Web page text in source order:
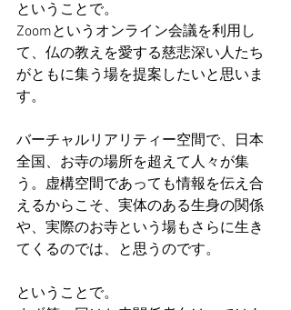
ということで。
Zoomというオンライン会議を利用し
て、仏の教えを愛する慈悲深い人たち
がともに集う場を提案したいと思いま
す。
バーチャルリアリティー空間で、日本
全国、お寺の場所を超えて人々が集
う。虚構空間であっても情報を伝え合
えるからこそ、実体のある生身の関係
や、実際のお寺という場もさらに生き
てくるのでは、と思うのです。
ということで。